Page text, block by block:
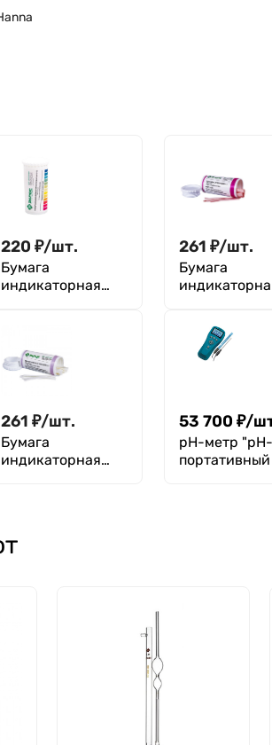
220 ₽/шт.
Бумага
индикаторная
261 ₽/шт.
Бумага
уп. 100 шт.
261 ₽/шт.
Бумага
индикаторная
53 700 ₽/
pH-метр
портативный